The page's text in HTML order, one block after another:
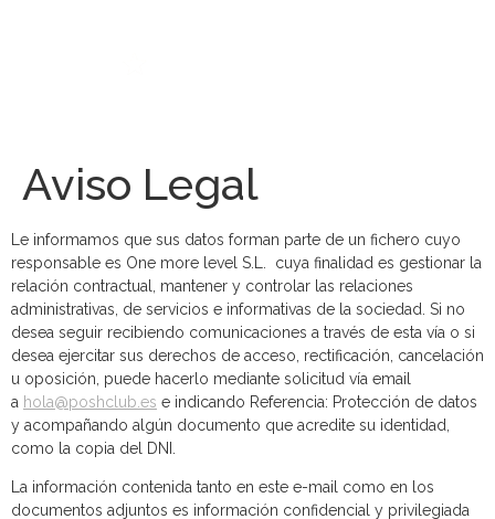
Aviso Legal
Le informamos que sus datos forman parte de un fichero cuyo
responsable es One more level S.L. cuya finalidad es gestionar la
relación contractual, mantener y controlar las relaciones
administrativas, de servicios e informativas de la sociedad. Si no
desea seguir recibiendo comunicaciones a través de esta vía o si
desea ejercitar sus derechos de acceso, rectificación, cancelación
u oposición, puede hacerlo mediante solicitud vía email
a hola@poshclub.es e indicando Referencia: Protección de datos
y acompañando algún documento que acredite su identidad,
como la copia del DNI.
La información contenida tanto en este e-mail como en los
documentos adjuntos es información confidencial y privilegiada